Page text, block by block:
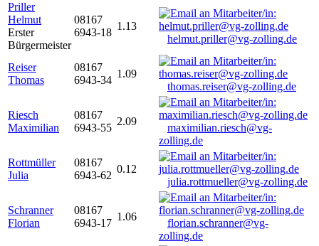
Priller
Helmut
Erster
Bürgermeister
08167
6943-18
1.13
helmut.priller@vg-zolling.de
Reiser
Thomas
08167
6943-34
1.09
thomas.reiser@vg-zolling.de
Riesch
Maximilian
08167
6943-55
2.09
maximilian.riesch@vg-
zolling.de
Rottmüller
Julia
08167
6943-62
0.12
julia.rottmueller@vg-zolling.de
Schranner
Florian
08167
6943-17
1.06
florian.schranner@vg-
zolling.de